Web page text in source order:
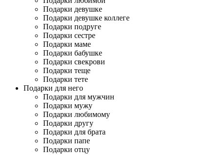
Подарки девушке
Подарки девушке коллеге
Подарки подруге
Подарки сестре
Подарки маме
Подарки бабушке
Подарки свекрови
Подарки теще
Подарки тете
Подарки для него
Подарки для мужчин
Подарки мужу
Подарки любимому
Подарки другу
Подарки для брата
Подарки папе
Подарки отцу